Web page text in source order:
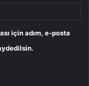
için adım, e-posta